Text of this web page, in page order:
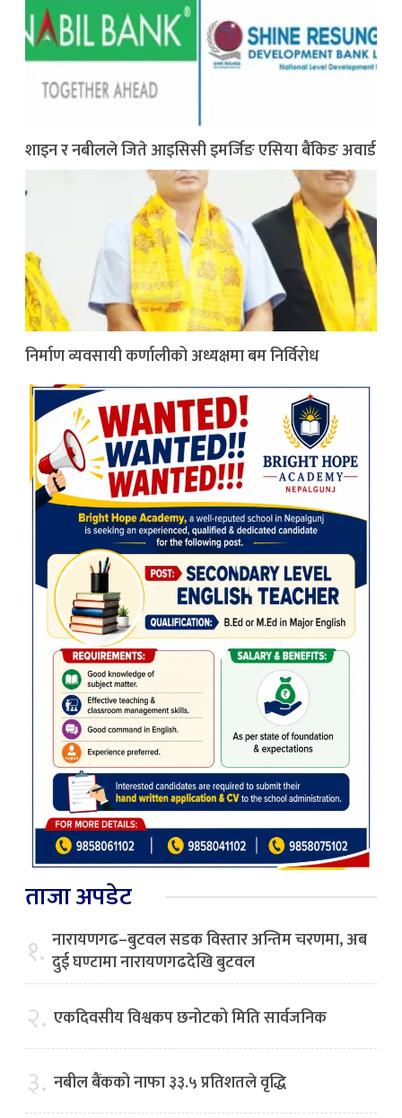
शाइन र नबीलले जिते आइसिसी इमर्जिङ एसिया बैंकिङ अवार्ड
निर्माण व्यवसायी कर्णालीको अध्यक्षमा बम निर्विरोध
ताजा अपडेट
१. नारायणगढ–बुटवल सडक विस्तार अन्तिम चरणमा, अब
दुई घण्टामा नारायणगढदेखि बुटवल
२. एकदिवसीय विश्वकप छनोटको मिति सार्वजनिक
३. नबील बैंकको नाफा ३३.५ प्रतिशतले वृद्धि